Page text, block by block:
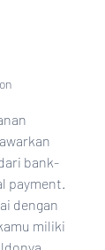
bank-
payment.
dengan
miliki